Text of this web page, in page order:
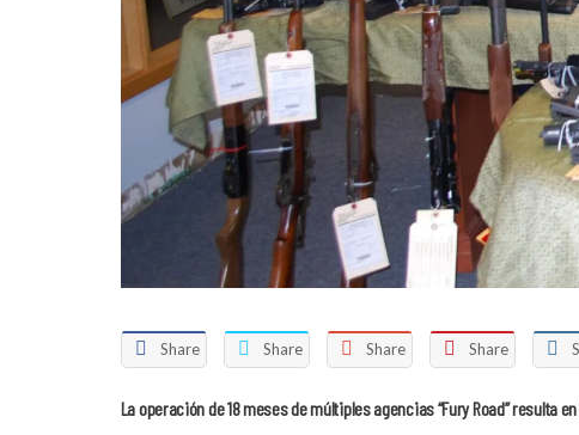
Share Share Share Share
La operación de 18 meses de múltiples agencias “Fury Road” resulta